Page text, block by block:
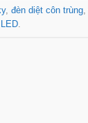
, đèn diệt côn trùng,
.